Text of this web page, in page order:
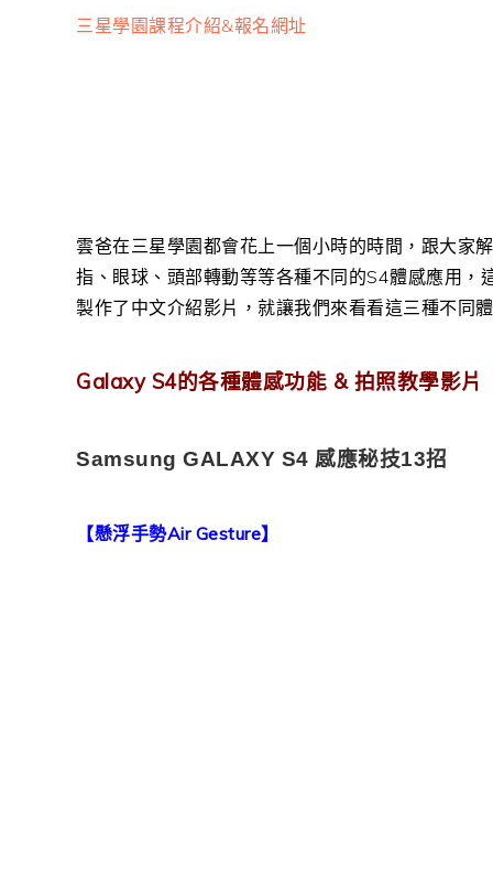
三星學園課程介紹&報名網址
雲爸在三星學園都會花上一個小時的時間，跟大家
指、眼球、頭部轉動等等各種不同的S4體感應用
製作了中文介紹影片，就讓我們來看看這三種不同
Galaxy S4的各種體感功能 & 拍照教學影片
Samsung GALAXY S4 感應秘技13招
【懸浮手勢Air Gesture】